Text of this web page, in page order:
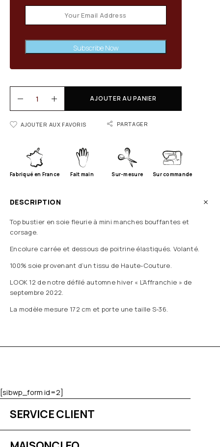
Subscribe Now
AJOUTER AU PANIER
AJOUTER AUX FAVORIS PARTAGER
Fabriqué en France Fait main Sur-mesure Sur commande
DESCRIPTION
Top bustier en soie fleurie à mini manches bouffantes et
corsage.
Encolure carrée et dessous de poitrine élastiqués. Volanté.
100% soie provenant d’un tissu de Haute-Couture.
LOOK 12 de notre défilé automne hiver « L’Affranchie » de
septembre 2022.
La modèle mesure 172 cm et porte une taille S-36.
[sibwp_form id=2]
SERVICE CLIENT